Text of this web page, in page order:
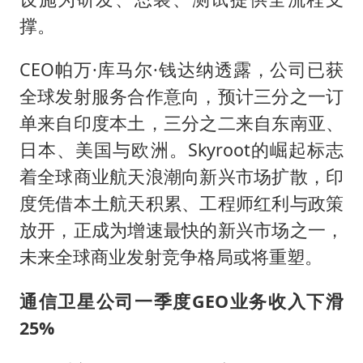
撑。
CEO帕万·库马尔·钱达纳透露，公司已获
全球发射服务合作意向，预计三分之一订
单来自印度本土，三分之二来自东南亚、
日本、美国与欧洲。Skyroot的崛起标志
着全球商业航天浪潮向新兴市场扩散，印
度凭借本土航天积累、工程师红利与政策
放开，正成为增速最快的新兴市场之一，
未来全球商业发射竞争格局或将重塑。
通信卫星公司一季度GEO业务收入下滑
25%